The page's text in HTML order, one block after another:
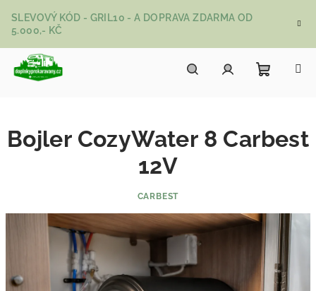
SLEVOVÝ KÓD - GRIL10 - A DOPRAVA ZDARMA OD
5.000,- KČ
Bojler CozyWater 8 Carbest
12V
CARBEST